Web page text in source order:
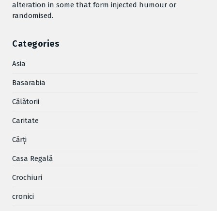
alteration in some that form injected humour or
randomised.
Categories
Asia
Basarabia
Cǎlǎtorii
Caritate
Cărţi
Casa Regală
Crochiuri
cronici